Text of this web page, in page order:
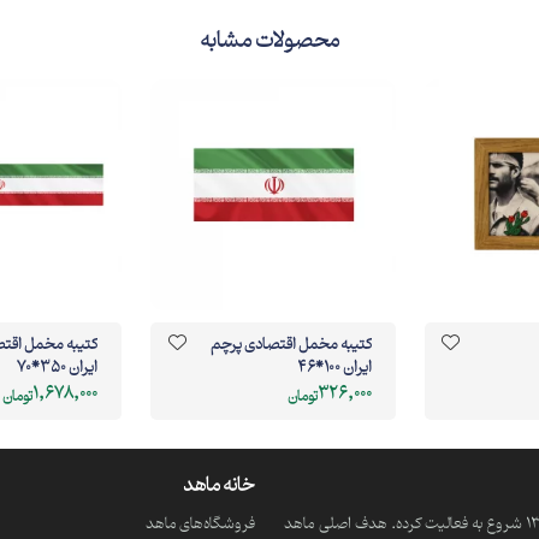
محصولات مشابه
کتیبه مخمل اقتصادی پرچم
ایران 100*46
326,000تومان
کتیبه مخمل
ایران 350*70
1,678,000تومان
ماهد یک موسسه فرهنگی و مذهبی دانش بنیان است که از سال 1390 شروع به فعالیت کرده. هدف اصلی ماهد
خانه ماهد
فروشگاه‌های ماهد